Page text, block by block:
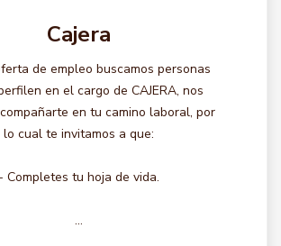
Cajera
de empleo buscamos personas
en el cargo de CAJERA, nos
en tu camino laboral, por
lo cual te invitamos a que:
- Completes tu hoja de vida.
...